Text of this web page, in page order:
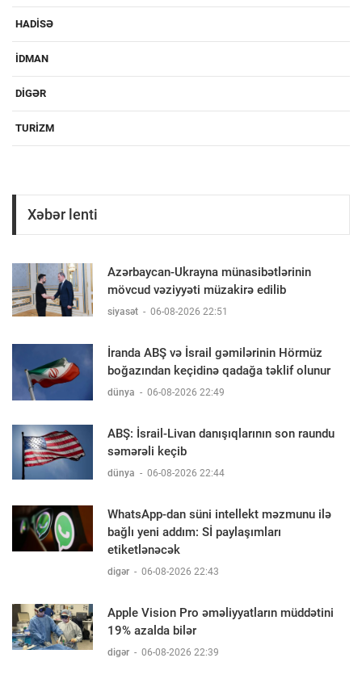
HADISƏ
IDMAN
DIGƏR
TURIZM
Xəbər lenti
Azərbaycan-Ukrayna münasibətlərinin
mövcud vəziyyəti müzakirə edilib
siyasət - 06-08-2026 22:51
İranda ABŞ və İsrail gəmilərinin Hörmüz
boğazından keçidinə qadağa təklif olunur
dünya - 06-08-2026 22:49
ABŞ: İsrail-Livan danışıqlarının son raundu
səmərəli keçib
dünya - 06-08-2026 22:44
WhatsApp-dan süni intellekt məzmunu ilə
bağlı yeni addım: Sİ paylaşımları
etiketlənəcək
digər - 06-08-2026 22:43
Apple Vision Pro əməliyyatların müddətini
19% azalda bilər
digər - 06-08-2026 22:39